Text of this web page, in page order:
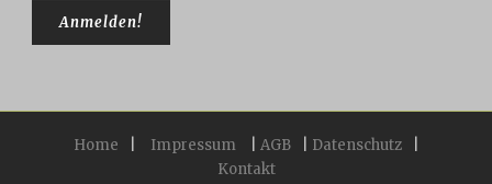
Home Impressum AGB Datenschutz
Kontakt